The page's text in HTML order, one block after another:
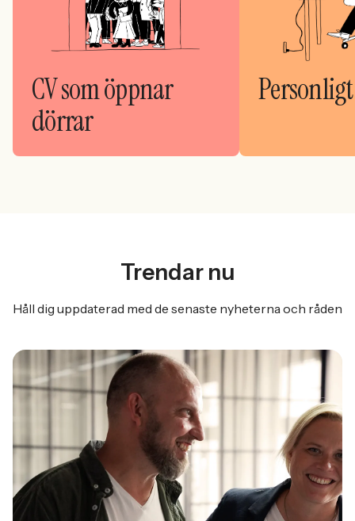
CV som öppnar
dörrar
Trendar nu
Håll dig uppdaterad med de senaste nyheterna och råden